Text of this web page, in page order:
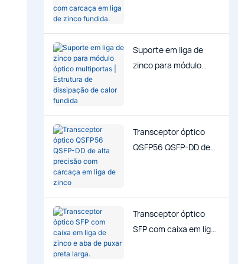
Suporte em liga de
zinco para módulo
fundida
Transceptor óptico
QSFP56 QSFP-DD de
Transceptor óptico
SFP com caixa em liga